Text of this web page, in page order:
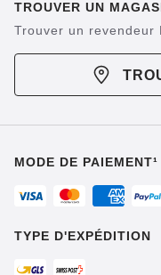
TROUVER UN
Trouver un revendeur
MODE DE PAIEMENT¹
TYPE D'EXPÉDITION